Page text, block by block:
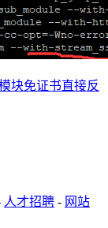
块免证书直接反
人才招聘 - 网站